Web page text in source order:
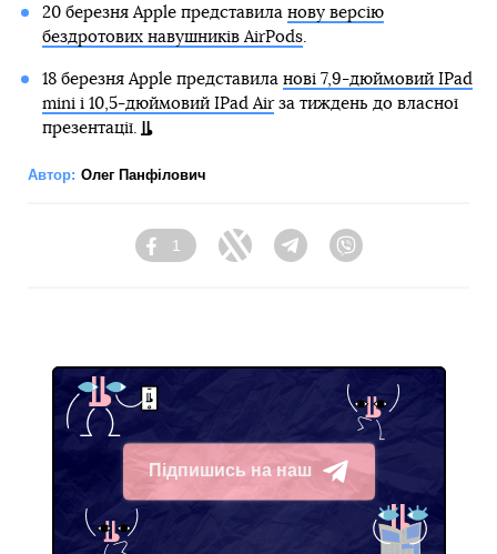
20 березня Apple представила нову версію
бездротових навушників AirPods.
18 березня Apple представила нові 7,9-дюймовий IPad
mini і 10,5-дюймовий IPad Airза тиждень до власної
презентації.
Автор: Олег Панфілович
Facebook
1
Twitter TelegramViber
Підпишись на наш
Telegram